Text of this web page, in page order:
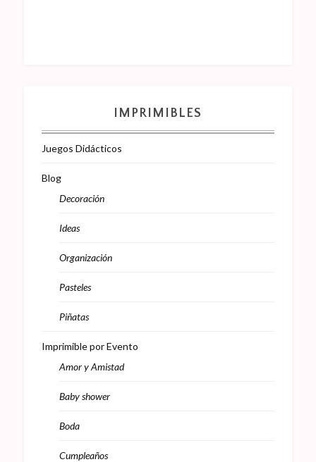
IMPRIMIBLES
Juegos Didácticos
Blog
Decoración
Ideas
Organización
Pasteles
Piñatas
Imprimible por Evento
Amor y Amistad
Baby shower
Boda
Cumpleaños